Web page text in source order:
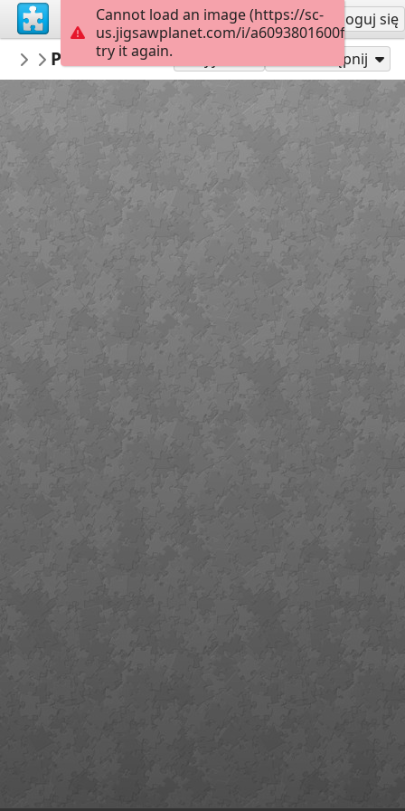
Załóż konto Zaloguj się
AmazingGraceJigsaws
January
Psalm 33:12 35 Udostępnij
Cannot load an image (https://sc-
us.jigsawplanet.com/i/
try it again.